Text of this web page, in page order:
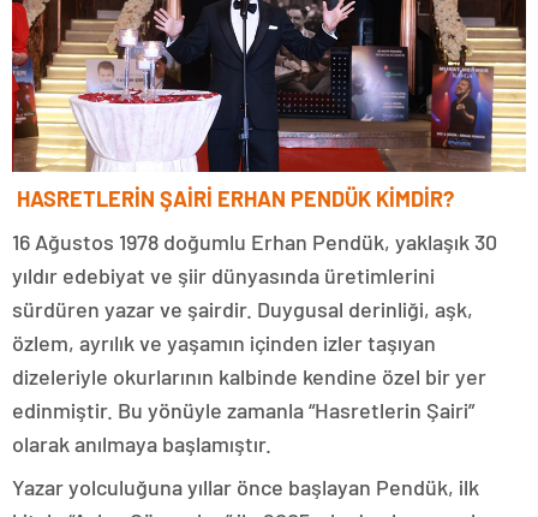
HASRETLERİN ŞAİRİ ERHAN PENDÜK KİMDİR?
16 Ağustos 1978 doğumlu Erhan Pendük, yaklaşık 30
yıldır edebiyat ve şiir dünyasında üretimlerini
sürdüren yazar ve şairdir. Duygusal derinliği, aşk,
özlem, ayrılık ve yaşamın içinden izler taşıyan
dizeleriyle okurlarının kalbinde kendine özel bir yer
edinmiştir. Bu yönüyle zamanla “Hasretlerin Şairi”
olarak anılmaya başlamıştır.
Yazar yolculuğuna yıllar önce başlayan Pendük, ilk